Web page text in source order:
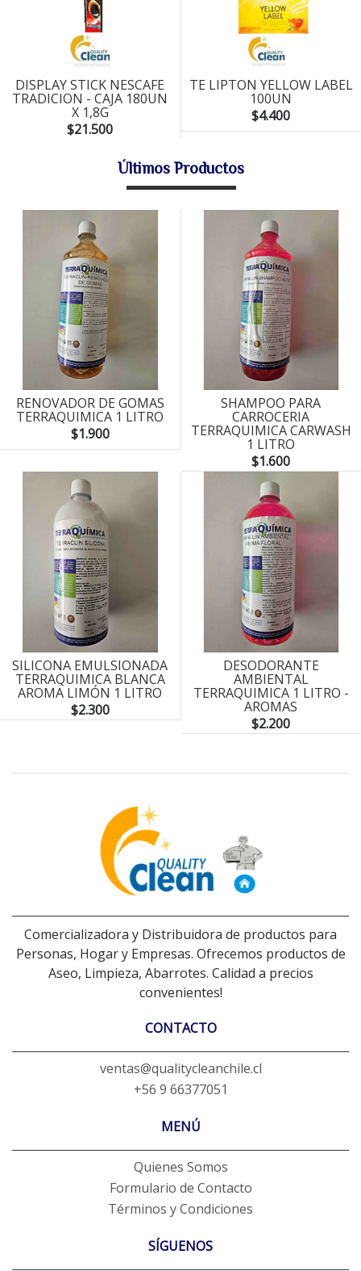
DISPLAY STICK NESCAFE
TRADICION - CAJA 180UN
X 1,8G
$21.500
TE LIPTON YELLOW LABEL
100UN
$4.400
Últimos Productos
RENOVADOR DE GOMAS
TERRAQUIMICA 1 LITRO
$1.900
SHAMPOO PARA
CARROCERIA
TERRAQUIMICA CARWASH
1 LITRO
$1.600
SILICONA EMULSIONADA
TERRAQUIMICA BLANCA
AROMA LIMÓN 1 LITRO
$2.300
DESODORANTE
AMBIENTAL
TERRAQUIMICA 1 LITRO -
AROMAS
$2.200
Comercializadora y Distribuidora de productos para
Personas, Hogar y Empresas. Ofrecemos productos de
Aseo, Limpieza, Abarrotes. Calidad a precios
convenientes!
CONTACTO
ventas@qualitycleanchile.cl
+56 9 66377051
MENÚ
Quienes Somos
Formulario de Contacto
Términos y Condiciones
SÍGUENOS